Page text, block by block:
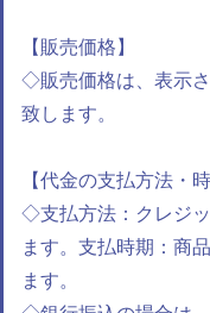
【販売価格】
◇販売価格は、表示
致します。
【代金の支払方法・時
◇支払方法：クレジ
ます。支払時期：商
ます。